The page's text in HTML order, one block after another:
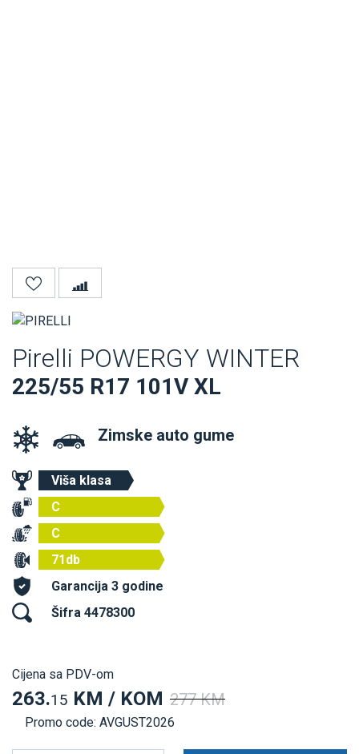
Pirelli POWERGY WINTER
225/55 R17 101V XL
Zimske auto gume
Viša klasa
C
C
71db
Garancija 3 godine
Šifra 4478300
Cijena sa PDV-om
263.15 KM / KOM 277 KM
Promo code: AVGUST2026